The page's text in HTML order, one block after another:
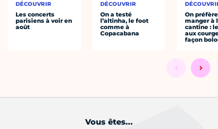
DÉCOUVRIR
Les concerts
parisiens à voir en
août
DÉCOUVRIR
On a testé
l’altinha, le foot
comme à
Copacabana
On préfère
manger à
cantine :
aux
façon
Vous êtes...